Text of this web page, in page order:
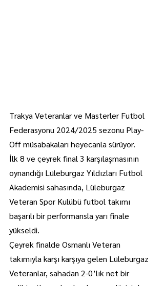
Trakya Veteranlar ve Masterler Futbol
Federasyonu 2024/2025 sezonu Play-
Off müsabakaları heyecanla sürüyor.
İlk 8 ve çeyrek final 3 karşılaşmasının
oynandığı Lüleburgaz Yıldızları Futbol
Akademisi sahasında, Lüleburgaz
Veteran Spor Kulübü futbol takımı
başarılı bir performansla yarı finale
yükseldi.
Çeyrek finalde Osmanlı Veteran
takımıyla karşı karşıya gelen Lüleburgaz
Veteranlar, sahadan 2-0’lık net bir